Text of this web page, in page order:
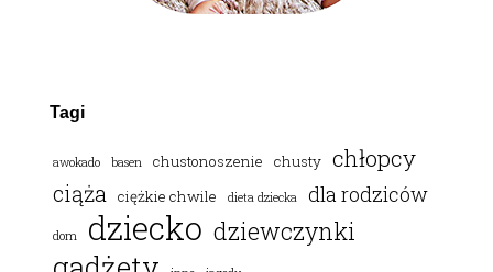
Tagi
awokado basen chustonoszenie chusty chłopcy
ciąża ciężkie chwile dieta dziecka dla rodziców
dom dziecko dziewczynki